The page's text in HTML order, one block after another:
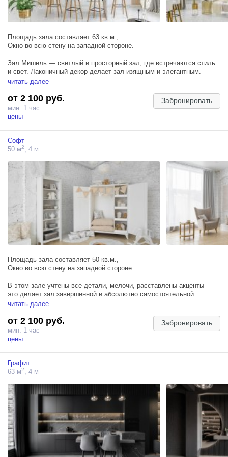
Площадь зала составляет 63 кв.м.,
Окно во всю стену на западной стороне.
Зал Мишель — светлый и просторный зал, где встречаются стиль
и свет. Лаконичный декор делает зал изящным и элегантным.
фотосессии для двоих.
ЛОКАЦИИ:
Кухня нерабочая);
— зона с диваном и большим зеркалом возле книжных полок с
множеством необычных дизайнерских украшений;
читать далее
от 2 100 руб.
мин. 1 час
цены
Забронировать
Софт
50 м2 , 4 м
Площадь зала составляет 50 кв.м.,
Окно во всю стену на западной стороне.
В этом зале учтены все детали, мелочи, расставлены акценты —
это делает зал завершенной и абсолютно самостоятельной
локацией с несколькими зонами для съемки различных образов.
свет в течение всего дня.
Софт идеально подойдет для семейной съемки, индивидуальной,
ЛОКАЦИИ:
— светлых тонов кровать с балдахином, прикроватными тумбами и
— большое панорамное окно с широким подоконником;
— зона с белым камином креслом и журнальным столиком;
— локация с белым детским шкафчиком;
— зона с пианино.
читать далее
от 2 100 руб.
мин. 1 час
цены
Забронировать
Графит
63 м2, 4 м